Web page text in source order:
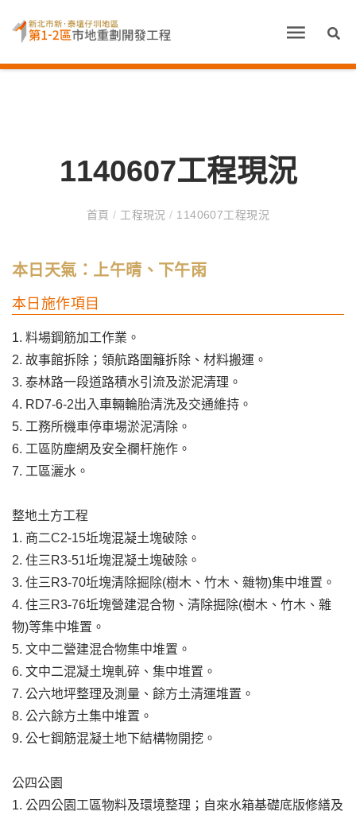
1140607工程現況
首頁/ 工程現況/ 1140607工程現況
本日天氣：上午晴、下午雨
本日施作項目
1. 料場鋼筋加工作業。
2. 故事館拆除；領航路圍籬拆除、材料搬運。
3. 泰林路一段道路積水引流及淤泥清理。
4. RD7-6-2出入車輛輪胎清洗及交通維持。
5. 工務所機車停車場淤泥清除。
6. 工區防塵網及安全欄杆施作。
7. 工區灑水。
整地土方工程
1. 商二C2-15坵塊混凝土塊破除。
2. 住三R3-51坵塊混凝土塊破除。
3. 住三R3-70坵塊清除掘除(樹木、竹木、雜物)集中堆置。
4. 住三R3-76坵塊營建混合物、清除掘除(樹木、竹木、雜
物)等集中堆置。
5. 文中二營建混合物集中堆置。
6. 文中二混凝土塊軋碎、集中堆置。
7. 公六地坪整理及測量、餘方土清運堆置。
8. 公六餘方土集中堆置。
9. 公七鋼筋混凝土地下結構物開挖。
公四公園
1. 公四公園工區物料及環境整理；自來水箱基礎底版修繕及